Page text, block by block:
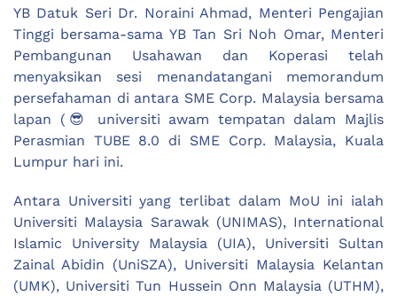
YB Datuk Seri Dr. Noraini Ahmad, Menteri Pengajian
Tinggi bersama-sama YB Tan Sri Noh Omar, Menteri
Pembangunan Usahawan dan Koperasi telah
menyaksikan sesi menandatangani memorandum
persefahaman di antara SME Corp. Malaysia bersama
lapan (😎 universiti awam tempatan dalam Majlis
Perasmian TUBE 8.0 di SME Corp. Malaysia, Kuala
Lumpur hari ini.
Antara Universiti yang terlibat dalam MoU ini ialah
Universiti Malaysia Sarawak (UNIMAS), International
Islamic University Malaysia (UIA), Universiti Sultan
Zainal Abidin (UniSZA), Universiti Malaysia Kelantan
(UMK), Universiti Tun Hussein Onn Malaysia (UTHM),